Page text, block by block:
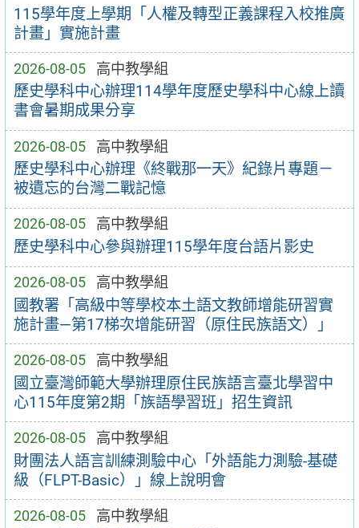
115學年度上學期「人權及轉型正義課程入校推廣
計畫」實施計畫
2026-08-05 高中教學組
歷史學科中心辦理114學年度歷史學科中心線上讀
書會暑期成果分享
2026-08-05 高中教學組
歷史學科中心辦理《終戰那一天》紀錄片專題－
被遺忘的台灣二戰記憶
2026-08-05 高中教學組
歷史學科中心參與辦理115學年度台語片影史
2026-08-05 高中教學組
國教署「高級中等學校本土語文教師增能研習實
施計畫—第17梯次增能研習（原住民族語文）」
2026-08-05 高中教學組
國立臺灣師範大學辦理原住民族語言臺北學習中
心115年度第2期「族語學習班」招生資訊
2026-08-05 高中教學組
財團法人語言訓練測驗中心「外語能力測驗-基礎
級（FLPT-Basic）」線上說明會
2026-08-05 高中教學組